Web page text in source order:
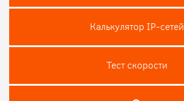
Калькулятор IP-сетей
Тест скороcти